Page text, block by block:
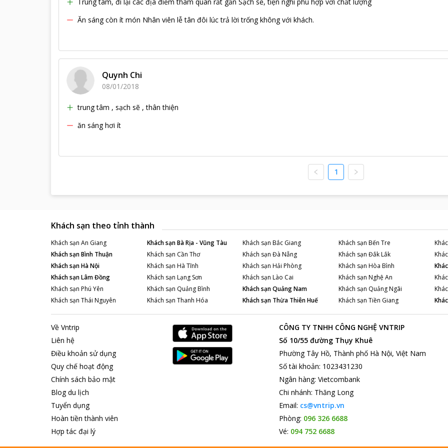
Ăn sáng còn ít món Nhân viên lễ tân đôi lúc trả lời trống không với khách.
Quynh Chi
08/01/2018
trung tâm , sạch sẽ , thân thiện
ăn sáng hơi ít
1
Khách sạn theo tỉnh thành
Khách sạn An Giang Khách sạnBà Rịa - Vũng Tàu Khách sạn Bắc Giang Khách sạn Bến Tre
Khách sạnBình Thuận Khách sạn Cần Thơ Khách sạn Đà Nẵng Khách sạn Đắk Lắk
Khách sạnHà Nội Khách sạn Hà Tĩnh Khách sạn Hải Phòng Khách sạn Hòa Bình
Khách sạnLâm Đồng Khách sạn Lạng Sơn Khách sạn Lào Cai Khách sạn Nghệ An
Khách sạn Phú Yên Khách sạn Quảng Bình Khách sạnQuảng Nam Khách sạn Quảng Ngãi
Khách sạn Thái Nguyên Khách sạn Thanh Hóa Khách sạn Thừa Thiên Huế Khách sạn Tiền Giang
Về Vntrip
Liên hệ
Điều khoản sử dụng
Quy chế hoạt động
Chính sách bảo mật
Blog du lịch
Tuyển dụng
Hoàn tiền thành viên
Hợp tác đại lý
CÔNG TY TNHH CÔNG NGHỆ VNTRIP
Số 10/55 đường Thụy Khuê
Phường Tây Hồ, Thành phố Hà Nội, Việt Nam
Số tài khoản: 1023431230
Ngân hàng: Vietcombank
Chi nhánh: Thăng Long
Email: cs@vntrip.vn
Phòng: 096 326 6688
Vé: 094 752 6688